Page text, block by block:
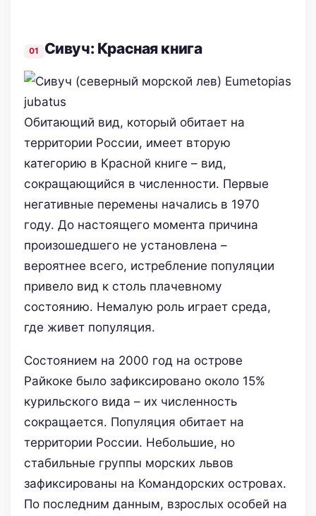
Сивуч: Красная книга
Обитающий вид, который обитает на
территории России, имеет вторую
категорию в Красной книге – вид,
сокращающийся в численности. Первые
негативные перемены начались в 1970
году. До настоящего момента причина
произошедшего не установлена –
вероятнее всего, истребление популяции
привело вид к столь плачевному
состоянию. Немалую роль играет среда,
где живет популяция.
Состоянием на 2000 год на острове
Райкоке было зафиксировано около 15%
курильского вида – их численность
сокращается. Популяция обитает на
территории России. Небольшие, но
стабильные группы морских львов
зафиксированы на Командорских островах.
По последним данным, взрослых особей на